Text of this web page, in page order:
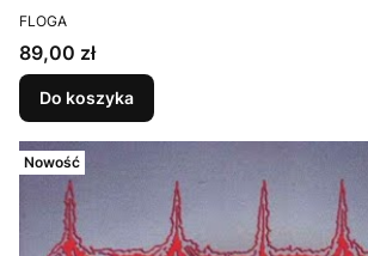
PRODUCENT
FLOGA
Cena
89,00 zł
Do koszyka
Nowość